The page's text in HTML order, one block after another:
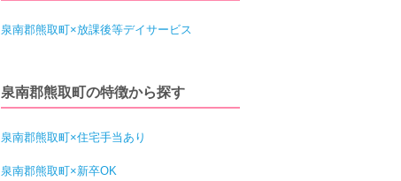
泉南郡熊取町×放課後等デイサービス
泉南郡熊取町の特徴から探す
泉南郡熊取町×住宅手当あり
泉南郡熊取町×新卒OK